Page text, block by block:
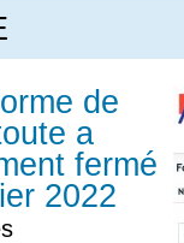
de
a
fermé
2022